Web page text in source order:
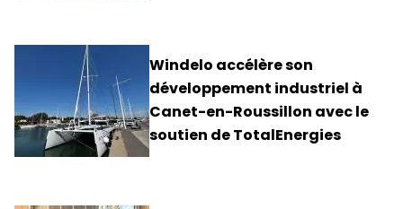
Windelo accélère son
développement industriel à
Canet-en-Roussillon avec le
soutien de TotalEnergies